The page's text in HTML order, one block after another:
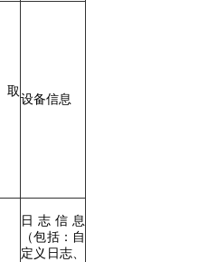
设备信息
日志信息
（包括：自
定义日志、